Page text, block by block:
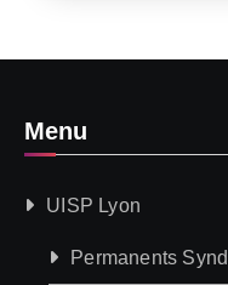
Menu
UISP Lyon
Permanents